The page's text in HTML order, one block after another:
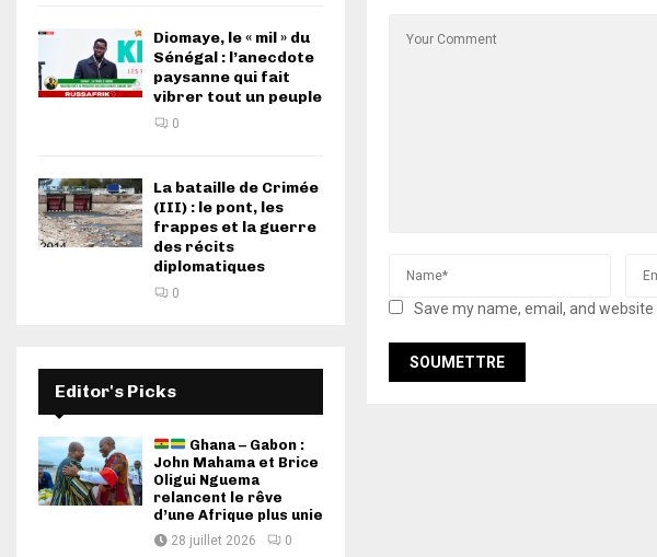
Save my name, email, and
Diomaye, le « mil » du
Sénégal : l’anecdote
paysanne qui fait
vibrer tout un peuple
0
La bataille de Crimée
(III) : le pont, les
frappes et la guerre
des récits
diplomatiques
0
Editor's Picks
Ghana – Gabon :
John Mahama et Brice
Oligui Nguema
relancent le rêve
d’une Afrique plus unie
28 juillet 2026 0